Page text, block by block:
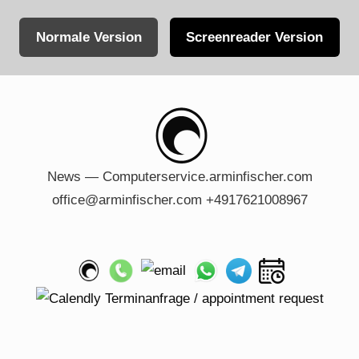
Normale Version Screenreader Version
News — Computerservice.arminfischer.com
office@arminfischer.com +4917621008967